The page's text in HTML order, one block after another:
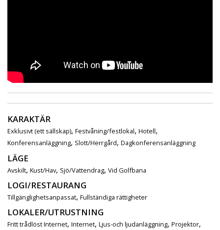
KARAKTÄR
Exklusivt (ett sällskap), Festvåning/festlokal, Hotell,
Konferensanläggning, Slott/Herrgård, Dagkonferensanläggning
LÄGE
Avskilt, Kust/Hav, Sjö/Vattendrag, Vid Golfbana
LOGI/RESTAURANG
Tillgänglighetsanpassat, Fullständiga rättigheter
LOKALER/UTRUSTNING
Fritt trådlöst Internet, Internet, Ljus-och ljudanläggning, Projektor,